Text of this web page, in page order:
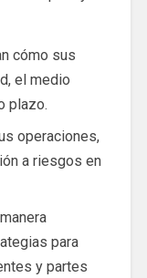
cómo sus
el medio
plazo.
operaciones,
a riesgos en
para
y partes